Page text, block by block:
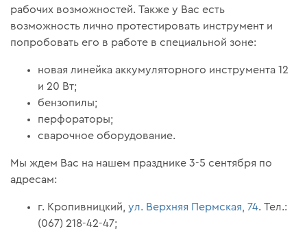
рабочих возможностей. Также у Вас есть
возможность лично протестировать инструмент и
попробовать его в работе в специальной зоне:
новая линейка аккумуляторного инструмента 12
и 20 Вт;
бензопилы;
перфораторы;
сварочное оборудование.
Мы ждем Вас на нашем празднике 3-5 сентября по
адресам:
г. Кропивницкий,ул. Верхняя Пермская, 74. Тел.:
(067) 218-42-47;